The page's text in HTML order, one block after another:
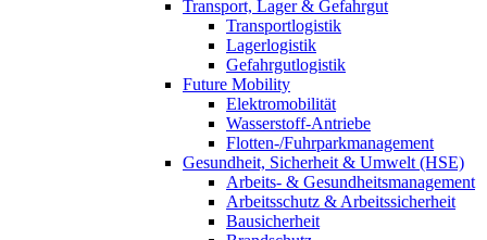
Transport, Lager & Gefahrgut
Transportlogistik
Lagerlogistik
Gefahrgutlogistik
Future Mobility
Elektromobilität
Wasserstoff-Antriebe
Flotten-/Fuhrparkmanagement
Gesundheit, Sicherheit & Umwelt (HSE)
Arbeits- & Gesundheitsmanagement
Arbeitsschutz & Arbeitssicherheit
Bausicherheit